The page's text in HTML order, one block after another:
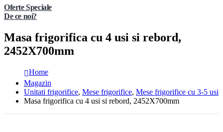
Oferte Speciale
De ce noi?
Masa frigorifica cu 4 usi si rebord,
2452X700mm
Home
Magazin
Unitati frigorifice, Mese frigorifice, Mese frigorifice cu 3-5 usi
Masa frigorifica cu 4 usi si rebord, 2452X700mm